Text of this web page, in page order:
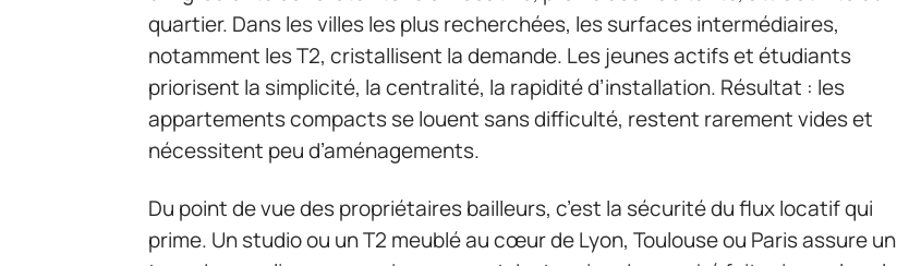
quartier. Dans les villes les plus recherchées, les surfaces intermédiaires,
notamment les T2, cristallisent la demande. Les jeunes actifs et étudiants
priorisent la simplicité, la centralité, la rapidité d’installation. Résultat : les
appartements compacts se louent sans difficulté, restent rarement vides et
nécessitent peu d’aménagements.
Du point de vue des propriétaires bailleurs, c’est la sécurité du flux locatif qui
prime. Un studio ou un T2 meublé au cœur de Lyon, Toulouse ou Paris assure un